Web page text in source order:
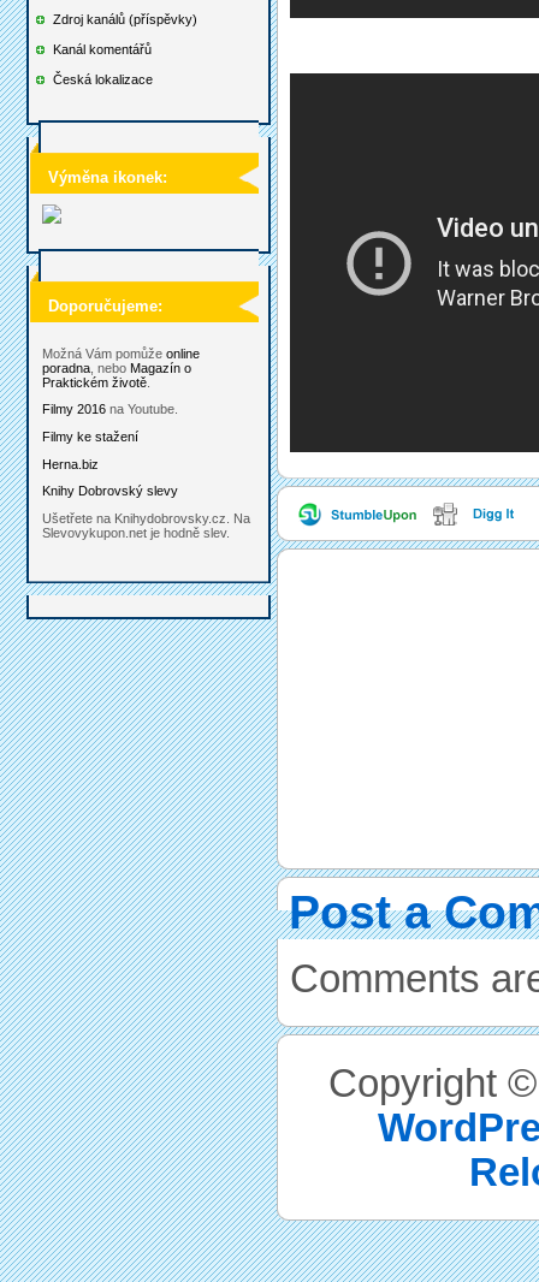
Zdroj kanálů (příspěvky)
Kanál komentářů
Česká lokalizace
Výměna ikonek:
Doporučujeme:
Možná Vám pomůže online
poradna , nebo Magazín o
Praktickém životě
Filmy 2016 na Youtube.
Filmy ke stažení
Herna.biz
Knihy Dobrovský slevy
Ušetřete na Knihydobrovsky.cz. Na
Slevovykupon.net je hodně slev.
Post a
Comments
Copyright